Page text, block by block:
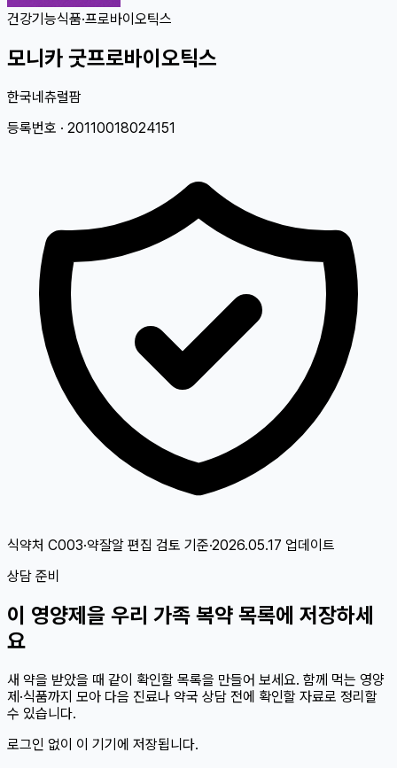
건강기능식품·프로바이오틱스
모니카 굿프로바이오틱스
한국네츄럴팜
등록번호 · 20110018024151
식약처 C003·약잘알 편집 검토 기준·2026.05.17 업데이트
상담 준비
이 영양제 을 우리 가족 복약 목록에 저장하세
요
새 약을 받았을 때 같이 확인할 목록을 만들어 보세요. 함께 먹는 영양
제·식품까지 모아 다음 진료나 약국 상담 전에 확인할 자료로 정리할
수 있습니다.
로그인 없이 이 기기에 저장됩니다.